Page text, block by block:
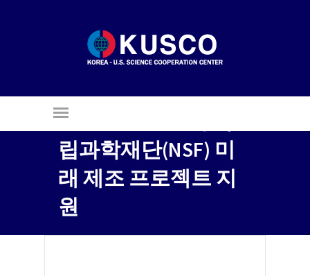
US S&T Briefing, 2021
October Issue-미 국
립과학재단(NSF) 미
래 제조 프로젝트 지
원